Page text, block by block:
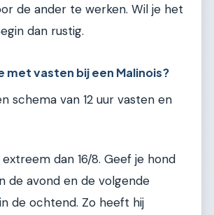
de ander te werken. Wil je het
dan rustig.
met vasten bij een Malinois?
schema van 12 uur vasten en
dan 16/8. Geef je hond
de avond en de volgende
de ochtend. Zo heeft hij